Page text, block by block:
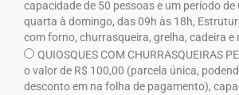
capacidade de 50 pessoas e um período de
quarta à domingo, das 09h às 18h,
com forno, churrasqueira, grelha, cadeira e
QUIOSQUES COM CHURRASQUEIRAS
o valor de R$ 100,00 (parcela única,
desconto em na folha de pagamento),